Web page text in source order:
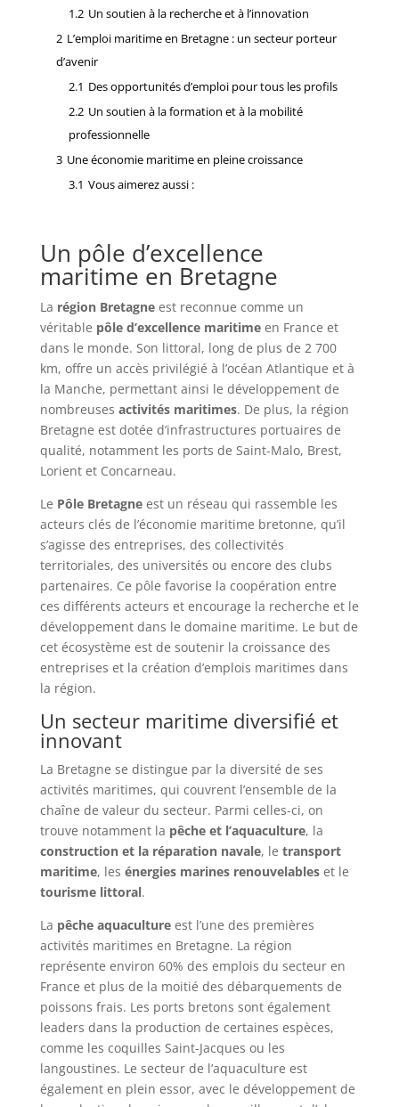
1.2 Un soutien à la recherche et à l’innovation
2 L’emploi maritime en Bretagne : un secteur porteur
d’avenir
2.1 Des opportunités d’emploi pour tous les profils
2.2 Un soutien à la formation et à la mobilité
professionnelle
3 Une économie maritime en pleine croissance
3.1 Vous aimerez aussi :
Un pôle d’excellence
maritime en Bretagne
La région Bretagneest reconnue comme un
véritable pôle d’excellence maritimeen France et
dans le monde. Son littoral, long de plus de 2 700
km, offre un accès privilégié à l’océan Atlantique et à
la Manche, permettant ainsi le développement de
nombreuses activités maritimes. De plus, la région
Bretagne est dotée d’infrastructures portuaires de
qualité, notamment les ports de Saint-Malo, Brest,
Lorient et Concarneau.
Le Pôle Bretagneest un réseau qui rassemble les
acteurs clés de l’économie maritime bretonne, qu’il
s’agisse des entreprises, des collectivités
territoriales, des universités ou encore des clubs
partenaires. Ce pôle favorise la coopération entre
ces différents acteurs et encourage la recherche et le
développement dans le domaine maritime. Le but de
cet écosystème est de soutenir la croissance des
entreprises et la création d’emplois maritimes dans
la région.
Un secteur maritime diversifié et
innovant
La Bretagne se distingue par la diversité de ses
activités maritimes, qui couvrent l’ensemble de la
chaîne de valeur du secteur. Parmi celles-ci, on
trouve notamment la pêche et l’aquaculture, la
construction et la réparation navale, le transport
maritime, les énergies marines renouvelableset le
tourisme littoral.
La pêche aquacultureest l’une des premières
activités maritimes en Bretagne. La région
représente environ 60% des emplois du secteur en
France et plus de la moitié des débarquements de
poissons frais. Les ports bretons sont également
leaders dans la production de certaines espèces,
comme les coquilles Saint-Jacques ou les
langoustines. Le secteur de l’aquaculture est
également en plein essor, avec le développement de